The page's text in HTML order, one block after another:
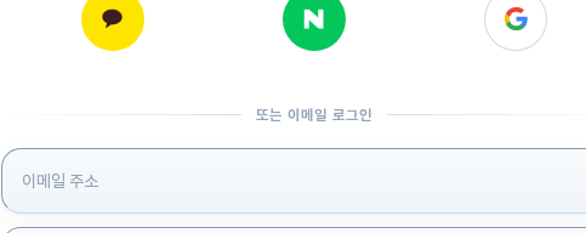
또는 이메일 로그인
로그인 정보 입력